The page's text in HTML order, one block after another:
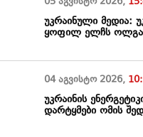
უკრაინული მედია:
ყოფილ ელჩს ოლგა
04 აგვისტო 2026,
უკრაინის
დარტყმები ომის